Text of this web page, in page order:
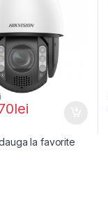
lei
la favorite